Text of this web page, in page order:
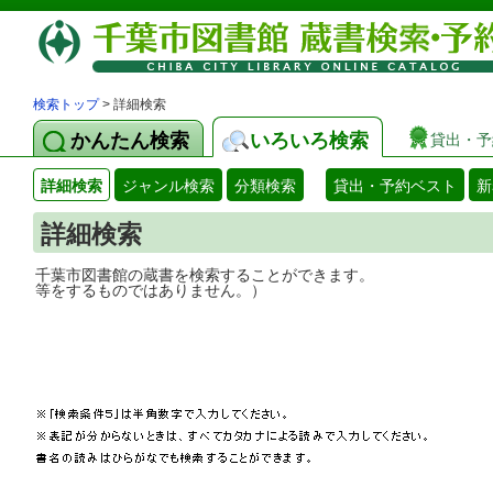
検索トップ> 詳細検索
かんたん検索 いろいろ検索 貸出・
詳細検索 ジャンル検索 分類検索 貸出・予約ベスト
詳細検索
千葉市図書館の蔵書を検索することがで
等をするものではありません。）